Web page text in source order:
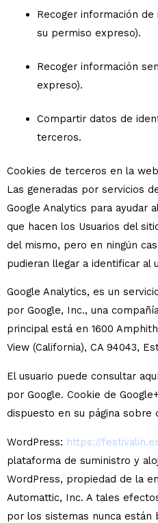
Recoger información
su permiso expreso).
Recoger información
expreso).
Compartir datos de
terceros.
Cookies de terceros en la web
Las generadas por servicios
Google Analytics para ayudar
que hacen los Usuarios del
del mismo, pero en ningún
pudieran llegar a identificar al
Google Analytics, es un
por Google, Inc., una
principal está en 1600
View (California), CA 94043,
El usuario puede consultar
por Google. Cookie de
dispuesto en su página sobre
WordPress: https://
plataforma de suministro y
WordPress, propiedad de la
Automattic, Inc. A tales
por los sistemas nunca están